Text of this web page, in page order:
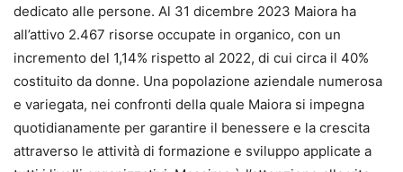
dedicato alle persone. Al 31 dicembre 2023 Maiora ha
all’attivo 2.467 risorse occupate in organico, con un
incremento del 1,14% rispetto al 2022, di cui circa il 40%
costituito da donne. Una popolazione aziendale numerosa
e variegata, nei confronti della quale Maiora si impegna
quotidianamente per garantire il benessere e la crescita
attraverso le attività di formazione e sviluppo applicate a